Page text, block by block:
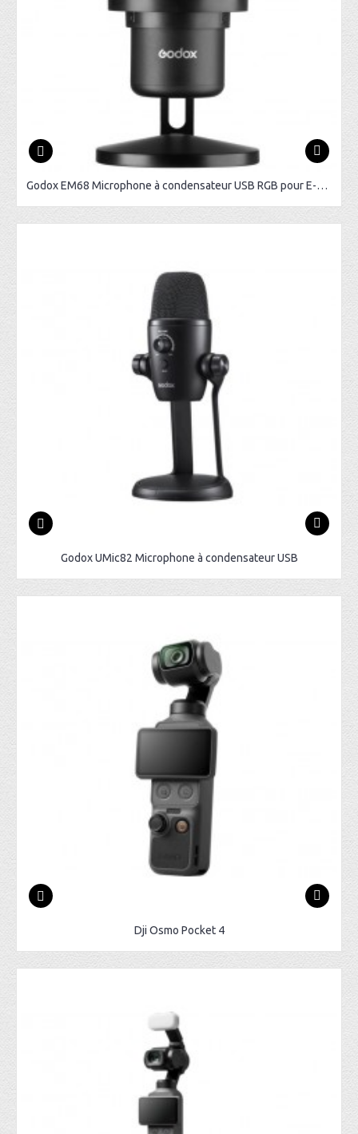
Godox EM68 Microphone à condensateur USB RGB pour E-Sport
Godox UMic82 Microphone à condensateur USB
Dji Osmo Pocket 4